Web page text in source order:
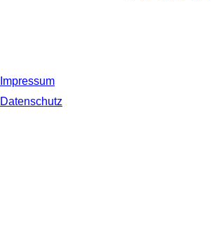
Impressum
Datenschutz